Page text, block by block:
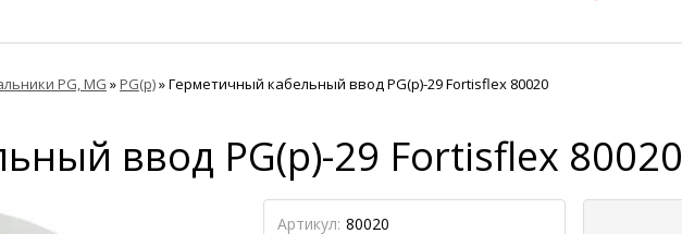
PG, MG »PG(p)»Герметичный кабельный ввод PG(p)-29 Fortisflex 80020
ввод PG(p)-29 Fortisflex 80020
Артикул: 80020